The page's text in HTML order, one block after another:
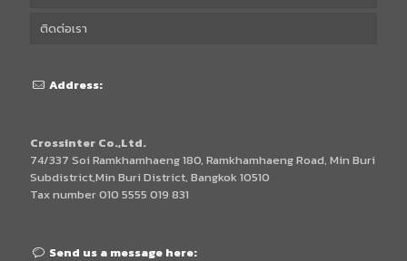
ติดต่อเรา
Address:
Crossinter Co.,Ltd.
74/337 Soi Ramkhamhaeng 180, Ramkhamhaeng Road, Min Buri
Subdistrict,Min Buri District, Bangkok 10510
Tax number 010 5555 019 831
Send us a message here: